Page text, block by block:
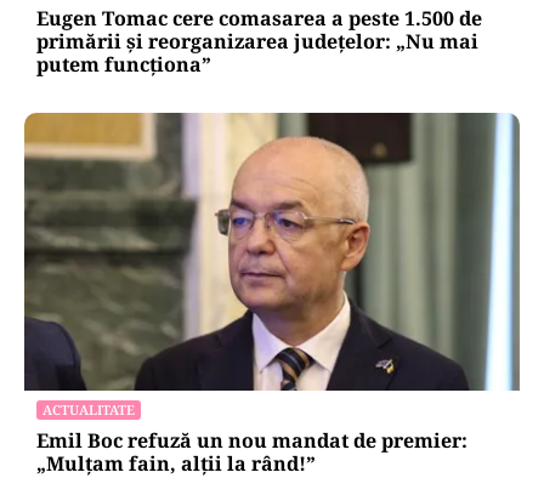
Eugen Tomac cere comasarea a peste 1.500 de
primării și reorganizarea județelor: „Nu mai
putem funcționa”
ACTUALITATE
Emil Boc refuză un nou mandat de premier:
„Mulțam fain, alții la rând!”